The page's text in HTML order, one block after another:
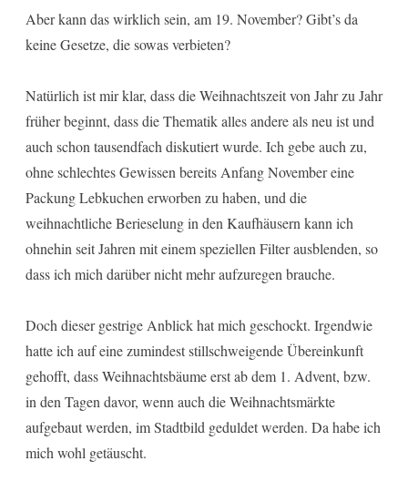
Aber kann das wirklich sein, am 19. November? Gibt’s da
keine Gesetze, die sowas verbieten?
Natürlich ist mir klar, dass die Weihnachtszeit von Jahr zu Jahr
früher beginnt, dass die Thematik alles andere als neu ist und
auch schon tausendfach diskutiert wurde. Ich gebe auch zu,
ohne schlechtes Gewissen bereits Anfang November eine
Packung Lebkuchen erworben zu haben, und die
weihnachtliche Berieselung in den Kaufhäusern kann ich
ohnehin seit Jahren mit einem speziellen Filter ausblenden, so
dass ich mich darüber nicht mehr aufzuregen brauche.
Doch dieser gestrige Anblick hat mich geschockt. Irgendwie
hatte ich auf eine zumindest stillschweigende Übereinkunft
gehofft, dass Weihnachtsbäume erst ab dem 1. Advent, bzw.
in den Tagen davor, wenn auch die Weihnachtsmärkte
aufgebaut werden, im Stadtbild geduldet werden. Da habe ich
mich wohl getäuscht.